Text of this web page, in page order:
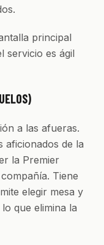
principal
servicio es ágil
a las afueras.
aficionados de la
la Premier
Tiene
elegir mesa y
que elimina la